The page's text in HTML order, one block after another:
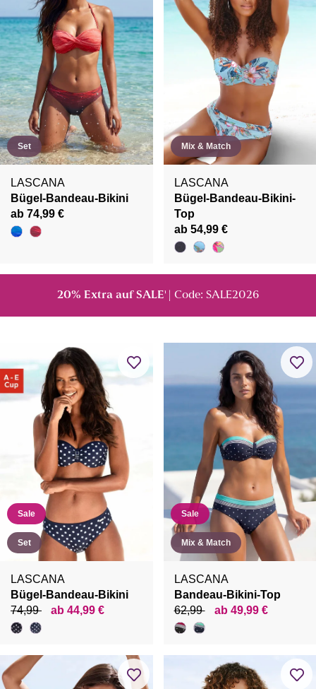
Set
LASCANA
Bügel-Bandeau-Bikini
ab 74,99 €
Mix & Match
LASCANA
Bügel-Bandeau-Bikini-
Top
ab 54,99 €
20% Extra auf SALE ¹ | Code: SALE2026
Sale
Set
LASCANA
Bügel-Bandeau-Bikini
74,99
ab 44,99 €
Sale
Mix & Match
LASCANA
Bandeau-Bikini-Top
62,99
ab 49,99 €